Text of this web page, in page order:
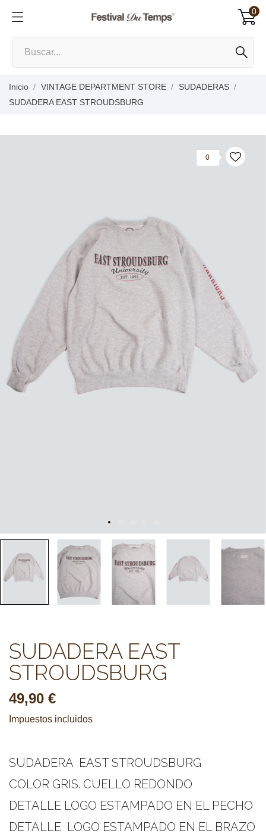
0
Inicio VINTAGE DEPARTMENT STORE
SUDADERAS
SUDADERA EAST STROUDSBURG
0
SUDADERA EAST
STROUDSBURG
49,90 €
Impuestos incluidos
SUDADERA EAST STROUDSBURG
COLOR GRIS. CUELLO REDONDO
DETALLE LOGO ESTAMPADO EN EL PECHO
DETALLE LOGO ESTAMPADO EN EL BRAZO